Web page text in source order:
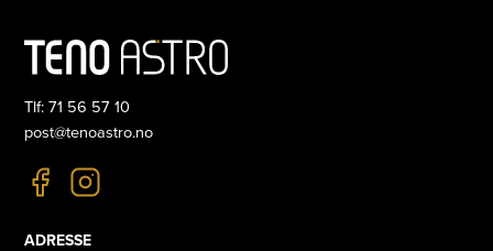
Tlf: 71 56 57 10
post@tenoastro.no
ADRESSE